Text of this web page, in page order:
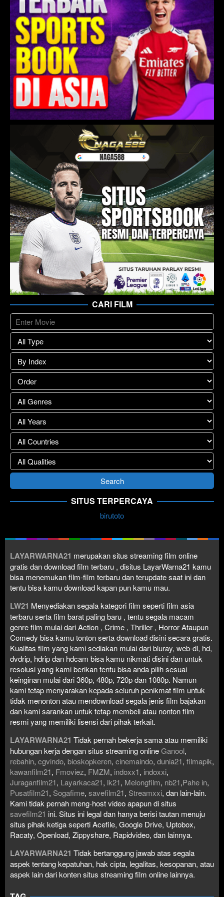
CARI FILM
SITUS TERPERCAYA
birutoto
LAYARWARNA21 merupakan situs streaming film online
gratis dan download film terbaru , disitus LayarWarna21 kamu
bisa menemukan film-film terbaru dan terupdate saat ini dan
tentu bisa kamu download kapan pun kamu mau.
LW21 Menyediakan segala kategori film seperti film asia
terbaru serta film barat paling baru , tentu segala macam
genre film mulai dari Action , Crime , Thriller , Horror Ataupun
Comedy bisa kamu tonton serta download disini secara gratis.
Kualitas film yang kami sediakan mulai dari bluray, web-dl, hd,
dvdrip, hdrip dan hdcam bisa kamu nikmati disini dan untuk
resolusi yang kami berikan tentu bisa anda pilih sesuai
keinginan mulai dari 360p, 480p, 720p dan 1080p. Namun
kami tetap menyarakan kepada seluruh penikmat film untuk
tidak menonton atau mendownload segala jenis film bajakan
dan kami sarankan untuk tetap membeli atau nonton film
resmi yang memiliki lisensi dari pihak terkait.
LAYARWARNA21 Tidak pernah bekerja sama atau memiliki
hubungan kerja dengan situs streaming onlineGanool,
rebahin, cgvindo, bioskopkeren, cinemaindo, dunia21, filmapik,
kawanfilm21, Fmoviez, FMZM, indoxx1, indoxxi,
Juraganfilm21, Layarkaca21, lk21, Melongfilm, nb21,Pahe in,
Pusatfilm21, Sogafime, savefilm21, Streamxxi, dan lain-lain.
Kami tidak pernah meng-host video apapun di situs
savefilm21 ini. Situs ini legal dan hanya berisi tautan menuju
situs pihak ketiga seperti Acefile, Google Drive, Uptobox,
Racaty, Openload, Zippyshare, Rapidvideo, dan lainnya.
LAYARWARNA21 Tidak bertanggung jawab atas segala
aspek tentang kepatuhan, hak cipta, legalitas, kesopanan, atau
aspek lain dari konten situs streaming film online lainnya.